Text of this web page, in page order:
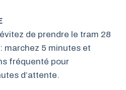
de prendre le tram 28
marchez 5 minutes et
fréquenté pour
d’attente.